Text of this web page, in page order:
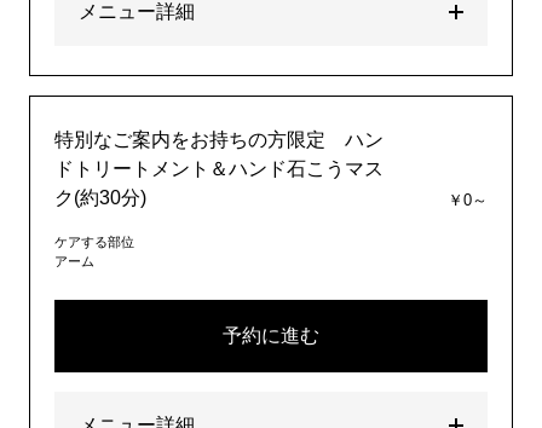
メニュー詳細
特別なご案内をお持ちの方限定 ハン
ドトリートメント＆ハンド石こうマス
ク(約30分)
￥0～
ケアする部位
アーム
予約に進む